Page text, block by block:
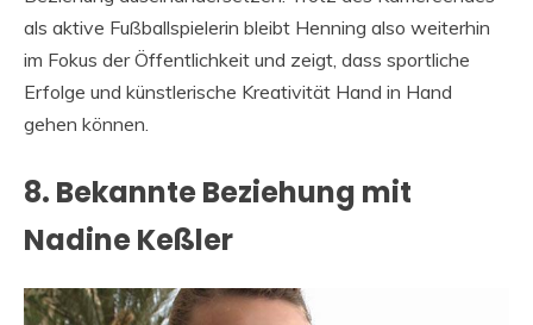
als aktive Fußballspielerin bleibt Henning also weiterhin
im Fokus der Öffentlichkeit und zeigt, dass sportliche
Erfolge und künstlerische Kreativität Hand in Hand
gehen können.
8. Bekannte Beziehung mit
Nadine Keßler